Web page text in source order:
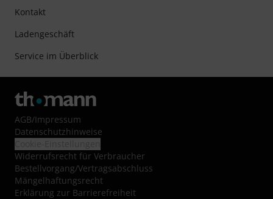
Kontakt
Ladengeschäft
Service im Überblick
AGB/Impressum
Datenschutzhinweise
Widerrufsrecht für Verbraucher
Bestellvorgang/Vertragsabschluss
Mängelhaftungsrecht
Erklärung zur Barrierefreiheit